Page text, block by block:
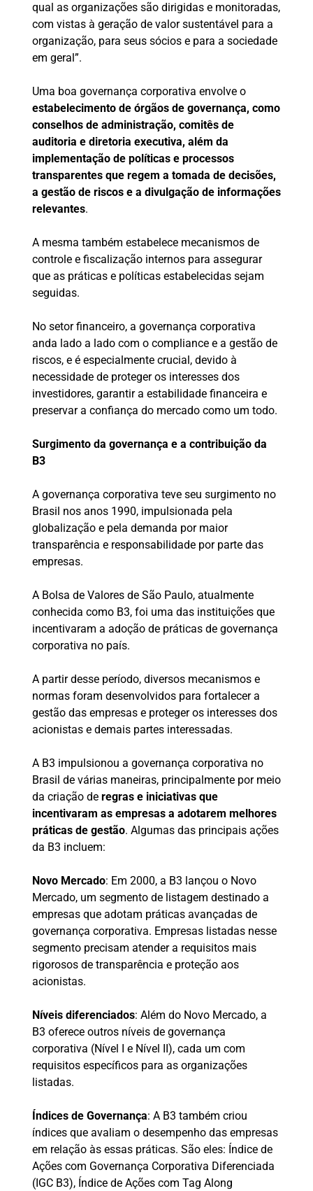
qual as organizações são dirigidas e monitoradas,
com vistas à geração de valor sustentável para a
organização, para seus sócios e para a sociedade
em geral”.
Uma boa governança corporativa envolve o
estabelecimento de órgãos de governança, como
conselhos de administração, comitês de
auditoria e diretoria executiva, além da
implementação de políticas e processos
transparentes que regem a tomada de decisões,
a gestão de riscos e a divulgação de informações
relevantes.
A mesma também estabelece mecanismos de
controle e fiscalização internos para assegurar
que as práticas e políticas estabelecidas sejam
seguidas.
No setor financeiro, a governança corporativa
anda lado a lado com o compliance e a gestão de
riscos, e é especialmente crucial, devido à
necessidade de proteger os interesses dos
investidores, garantir a estabilidade financeira e
preservar a confiança do mercado como um todo.
Surgimento da governança e a contribuição da
B3
A governança corporativa teve seu surgimento no
Brasil nos anos 1990, impulsionada pela
globalização e pela demanda por maior
transparência e responsabilidade por parte das
empresas.
A Bolsa de Valores de São Paulo, atualmente
conhecida como B3, foi uma das instituições que
incentivaram a adoção de práticas de governança
corporativa no país.
A partir desse período, diversos mecanismos e
normas foram desenvolvidos para fortalecer a
gestão das empresas e proteger os interesses dos
acionistas e demais partes interessadas.
A B3 impulsionou a governança corporativa no
Brasil de várias maneiras, principalmente por meio
da criação de regras e iniciativas que
incentivaram as empresas a adotarem melhores
práticas de gestão. Algumas das principais ações
da B3 incluem:
Novo Mercado: Em 2000, a B3 lançou o Novo
Mercado, um segmento de listagem destinado a
empresas que adotam práticas avançadas de
governança corporativa. Empresas listadas nesse
segmento precisam atender a requisitos mais
rigorosos de transparência e proteção aos
acionistas.
Níveis diferenciados: Além do Novo Mercado, a
B3 oferece outros níveis de governança
corporativa (Nível I e Nível II), cada um com
requisitos específicos para as organizações
listadas.
Índices de Governança: A B3 também criou
índices que avaliam o desempenho das empresas
em relação às essas práticas. São eles: Índice de
Ações com Governança Corporativa Diferenciada
(IGC B3), Índice de Ações com Tag Along